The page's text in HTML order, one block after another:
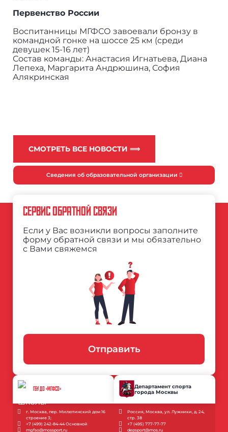
Первенство России
Воспитанницы МГФСО завоевали бронзу в
командной гонке на шоссе 25 км (среди
девушек 15-16 лет)
Состав команды: Анастасия Игнатьева, Диана
Лепеха, Маргарита Андрюшина, София
Алякринская
СМОТРЕТЬ ВСЕ НОВОСТИ ⟹
Сведения об образовательной организации
СЕРВИС ОБРАТНОЙ СВЯЗИ
Если у Вас возникли вопросы заполните
форму обратной связи и мы обязательно
с Вами свяжемся
Отправить
ГБУ ДО «МГФСО»
г. Москва, пер. Милютинский дом 16
строение 3;
+7 (499) 242-84-44 Основной
mgfso@mossport.ru
Департамент спорта
города Москвы
Россия, Москва, ул. Лужники, д. 24,
стр. 38
+7 (495) 777-77-77
depsport@mos.ru